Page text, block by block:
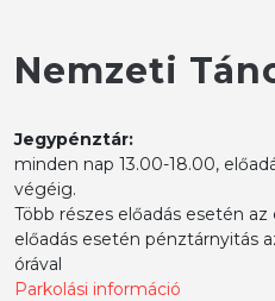
Nemzeti
Jegypénztár:
minden nap 13.00-18.00,
végéig.
Több részes előadás esetén
előadás esetén pénztárnyitás
órával
Parkolási információ